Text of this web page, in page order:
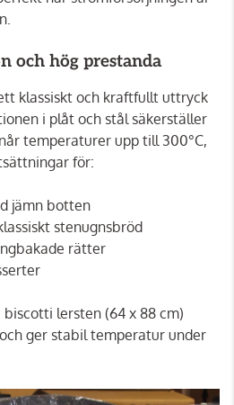
och hög prestanda
klassiskt och kraftfullt uttryck
i plåt och stål säkerställer
temperaturer upp till 300°C,
för:
jämn botten
stenugnsbröd
rätter
lersten (64 x 88 cm)
ger stabil temperatur under